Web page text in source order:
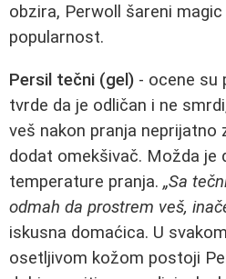
obzira, Perwoll šareni
popularnost.
Persil tečni (gel) - ocene su
tvrde da je odličan i ne
veš nakon pranja neprijatno
dodat omekšivač. Možda je
temperature pranja. „Sa
odmah da prostrem veš,
iskusna domaćica. U
osetljivom kožom postoji